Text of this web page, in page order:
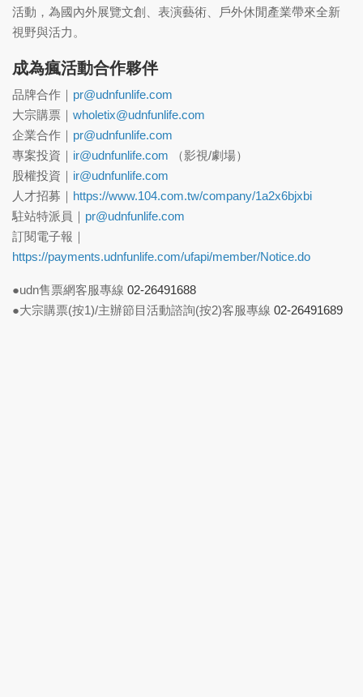
活動，為國內外展覽文創、表演藝術、戶外休閒產業帶來全新
視野與活力。
成為瘋活動合作夥伴
品牌合作｜ pr@udnfunlife.com
大宗購票｜ wholetix@udnfunlife.com
企業合作｜ pr@udnfunlife.com
專案投資｜ ir@udnfunlife.com （影視/劇場）
股權投資｜ ir@udnfunlife.com
人才招募｜
https://www.104.com.tw/company/1a2x6bjxbi
駐站特派員｜ pr@udnfunlife.com
訂閱電子報｜
https://payments.udnfunlife.com/ufapi/member/Notice.do
●udn售票網客服專線 02-26491688
●大宗購票(按1)/主辦節目活動諮詢(按2)客服專線 02-26491689